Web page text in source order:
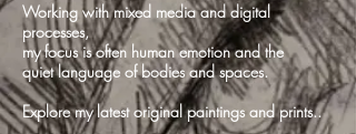
Working with mixed media and digital
processes,
my focus is often human emotion and the
quiet language of bodies and spaces.
Explore my latest original paintings and prints..